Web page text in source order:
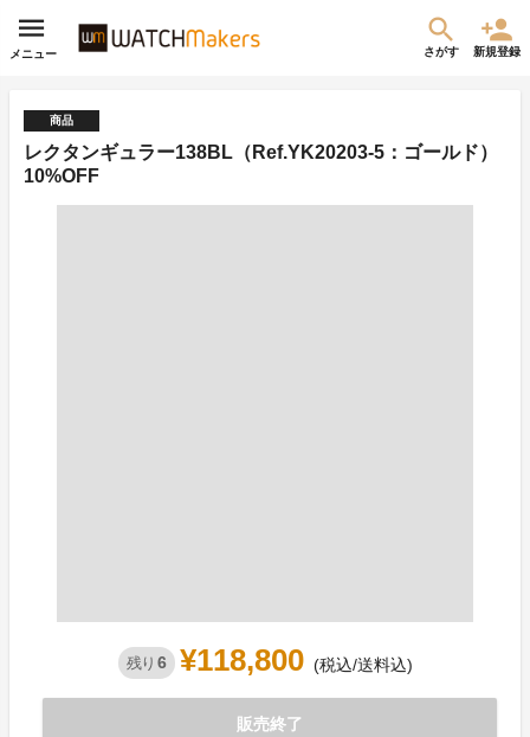
メニュー さがす 新規登録
商品
レクタンギュラー138BL（Ref.YK20203-5：ゴールド）
10%OFF
残り 6 ¥118,800 (税込/送料込)
販売終了